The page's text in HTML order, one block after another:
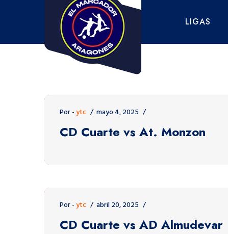
LIGAS
Por -ytc mayo 4, 2025
CD Cuarte vs At. Monzon
Por -ytc abril 20, 2025
CD Cuarte vs AD Almudevar